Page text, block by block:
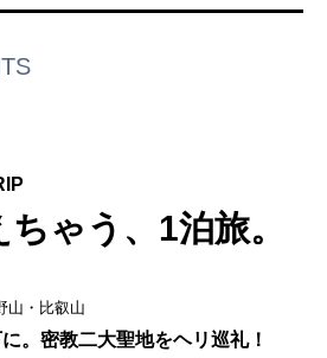
ちゃう、1泊旅。
山・比叡山
。密教二大聖地をヘリ巡礼！